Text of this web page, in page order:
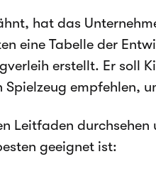
hat das
eine Tabelle der
erstellt. Er soll
Spielzeug empfehlen,
Leitfaden
geeignet ist: